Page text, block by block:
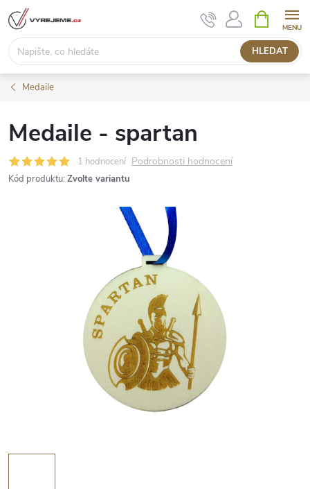
Přejít
na
obsah
HLEDAT
NÁKUPNÍ
KOŠÍK
Medaile
Medaile - spartan
1 hodnocení Podrobnosti hodnocení
Kód produktu: Zvolte variantu